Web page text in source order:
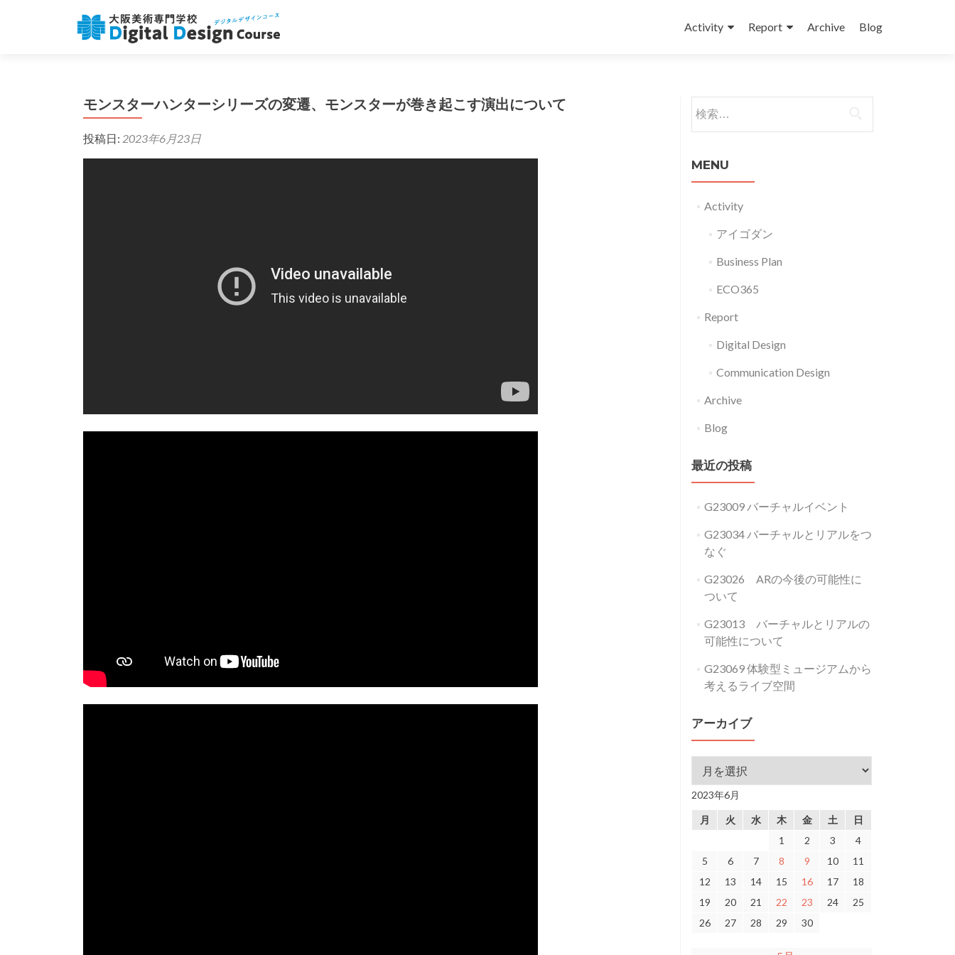
Activity
Report Archive Blog
モンスターハンターシリーズの変遷、モンスターが巻き起こす演出について
投稿日: 2023年6月23日
検索:
MENU
Activity
アイゴダン
Business Plan
ECO365
Report
Digital Design
Communication Design
Archive
Blog
最近の投稿
G23009 バーチャルイベント
G23034 バーチャルとリアルをつ
なぐ
G23026 ARの今後の可能性に
ついて
G23013 バーチャルとリアルの
可能性について
G23069 体験型ミュージアムから
考えるライブ空間
アーカイブ
アーカイブ
2023年6月
月 火 水 木 金 土
日
1
2 3
4
5
6 7 8 9 10
11
12
13 14 15 16 17
18
19
20 21 22 23 24
25
26
27 28 29 30